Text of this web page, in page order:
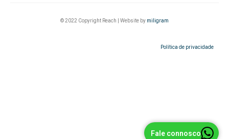
Fale connosco
© 2022 Copyright Reach | Website by miligram
Política de privacidade